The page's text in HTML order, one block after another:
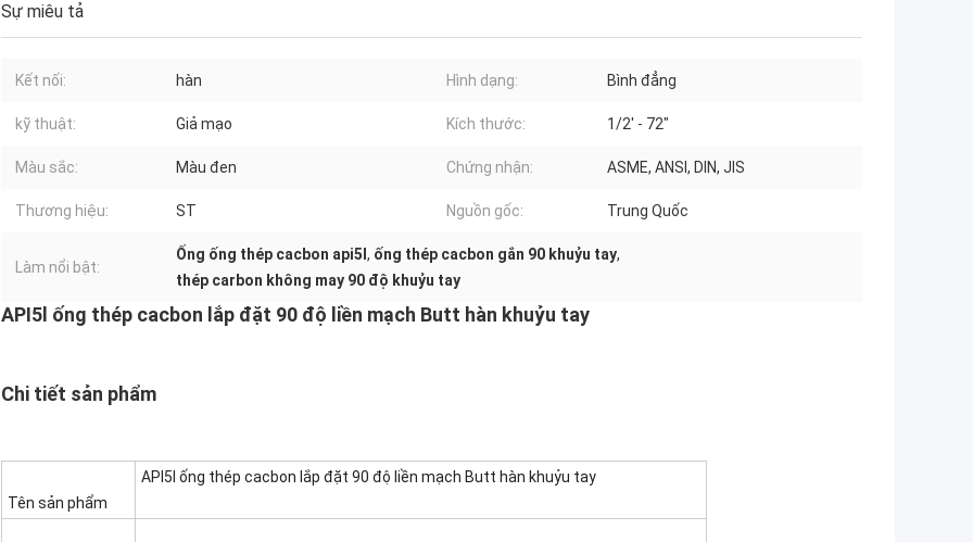
Sự miêu tả
Kết nối: hàn Hình dạng: Bình đẳng
kỹ thuật: Giả mạo Kích thước: 1/2′ - 72"
Màu sắc: Màu đen Chứng nhận: ASME, ANSI, DIN, JIS
Thương hiệu: ST Nguồn gốc: Trung Quốc
Làm nổi bật:
Ống ống thép cacbon api5l , ống thép cacbon gắn 90 khuỷu tay,
thép carbon không may 90 độ khuỷu tay
API5l ống thép cacbon lắp đặt 90 độ liền mạch Butt hàn khuỷu tay
Chi tiết sản phẩm
Tên sản phẩm
API5l ống thép cacbon lắp đặt 90 độ liền mạch Butt hàn khuỷu tay